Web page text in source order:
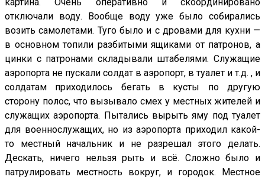
картина. Очень оперативно и скоординировано
отключали воду. Вообще воду уже было собирались
возить самолетами. Туго было и с дровами для кухни —
в основном топили разбитыми ящиками от патронов, а
цинки с патронами складывали штабелями. Служащие
аэропорта не пускали солдат в аэропорт, в туалет и т.д. , и
солдатам приходилось бегать в кусты по другую
сторону полос, что вызывало смех у местных жителей и
служащих аэропорта. Пытались вырыть яму под туалет
для военнослужащих, но из аэропорта приходил какой-
то местный начальник и не разрешал этого делать.
Дескать, ничего нельзя рыть и всё. Сложно было и
патрулировать местность вокруг, и городок. Местное